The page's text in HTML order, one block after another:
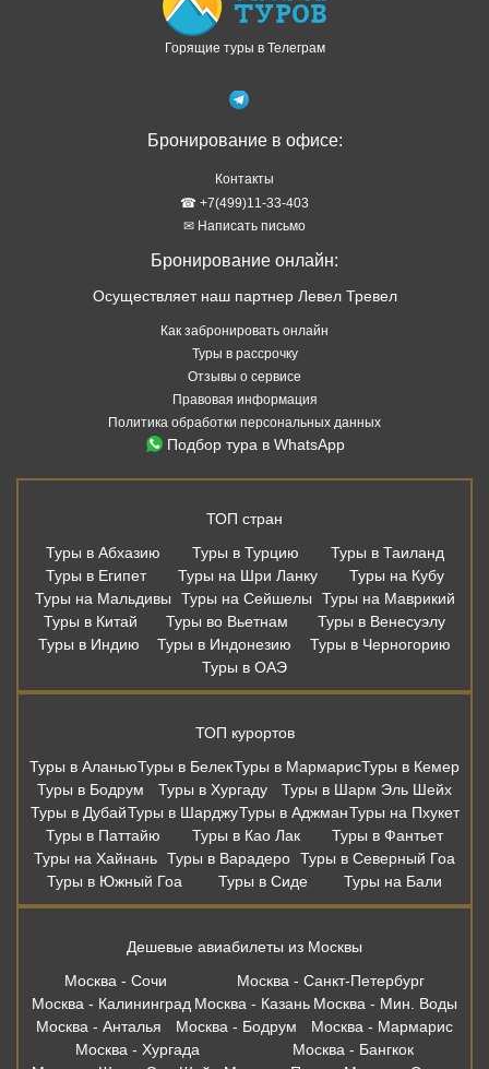
Горящие туры в Телеграм
Бронирование в офисе:
Контакты
☎ +7(499)11-33-403
✉ Написать письмо
Бронирование онлайн:
Осуществляет наш партнер Левел Тревел
Как забронировать онлайн
Туры в рассрочку
Отзывы о сервисе
Правовая информация
Политика обработки персональных данных
Подбор тура в WhatsApp
ТОП стран
Туры в Абхазию
Туры в Турцию
Туры в Таиланд
Туры в Египет
Туры на Шри Ланку
Туры на Кубу
Туры на Мальдивы
Туры на Сейшелы
Туры на Маврикий
Туры в Китай
Туры во Вьетнам
Туры в Венесуэлу
Туры в Индию
Туры в Индонезию
Туры в Черногорию
Туры в ОАЭ
ТОП курортов
Туры в АланьюТуры в БелекТуры в МармарисТуры в Кемер
Туры в Бодрум
Туры в Хургаду
Туры в Шарм Эль Шейх
Туры в ДубайТуры в ШарджуТуры в АджманТуры на Пхукет
Туры в Паттайю
Туры в Као Лак
Туры в Фантьет
Туры на Хайнань Туры в Варадеро Туры в Северный Гоа
Туры в Южный Гоа
Туры в Сиде Туры на Бали
Дешевые авиабилеты из Москвы
Москва - Сочи
Москва - Санкт-Петербург
Москва - Калининград Москва - Казань Москва - Мин. Воды
Москва - Анталья
Москва - Бодрум
Москва - Мармарис
Москва - Хургада
Москва - Бангкок